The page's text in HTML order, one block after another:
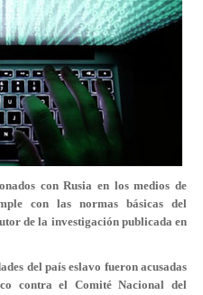
con Rusia en los medios de
con las normas básicas del
de la investigación publicada en
del país eslavo fueron acusadas
contra el Comité Nacional del